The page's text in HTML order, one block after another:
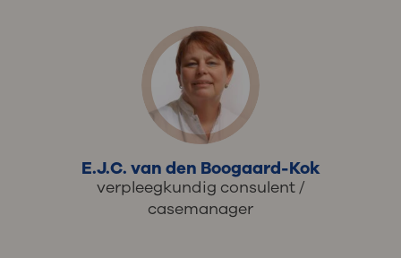
E.J.C. van den Boogaard-Kok
verpleegkundig consulent /
casemanager